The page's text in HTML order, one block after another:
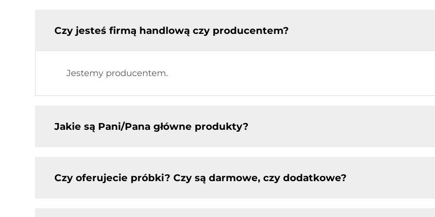
Czy jesteś firmą handlową czy producentem?
Jestemy producentem.
Jakie są Pani/Pana główne produkty?
Czy oferujecie próbki? Czy są darmowe, czy dodatkowe?